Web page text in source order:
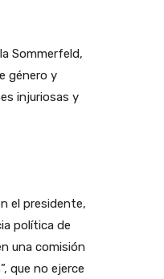
Sommerfeld,
género y
injuriosas y
el presidente,
política de
una comisión
que no ejerce